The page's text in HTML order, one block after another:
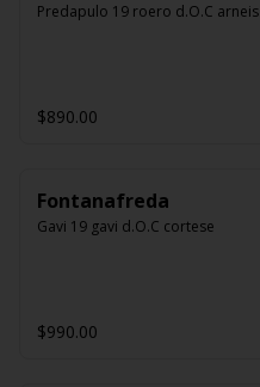
Predapulo 19 roero d.O.C arneis
$890.00
Fontanafreda
Gavi 19 gavi d.O.C cortese
$990.00